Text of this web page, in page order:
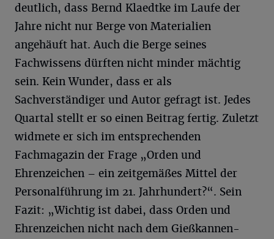
deutlich, dass Bernd Klaedtke im Laufe der
Jahre nicht nur Berge von Materialien
angehäuft hat. Auch die Berge seines
Fachwissens dürften nicht minder mächtig
sein. Kein Wunder, dass er als
Sachverständiger und Autor gefragt ist. Jedes
Quartal stellt er so einen Beitrag fertig. Zuletzt
widmete er sich im entsprechenden
Fachmagazin der Frage „Orden und
Ehrenzeichen ­– ein zeitgemäßes Mittel der
Personalführung im 21. Jahrhundert?“. Sein
Fazit: „Wichtig ist dabei, dass Orden und
Ehrenzeichen nicht nach dem Gießkannen-